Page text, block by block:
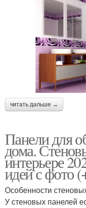
читать дальше →
Панели для
дома.
интерьере
идей с фото
Особенности
У стеновых панелей